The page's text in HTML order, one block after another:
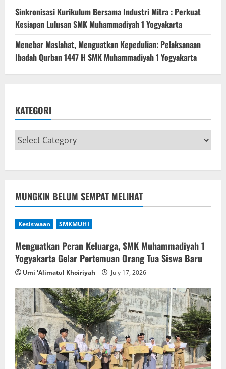
Sinkronisasi Kurikulum Bersama Industri Mitra : Perkuat
Kesiapan Lulusan SMK Muhammadiyah 1 Yogyakarta
Menebar Maslahat, Menguatkan Kepedulian: Pelaksanaan
Ibadah Qurban 1447 H SMK Muhammadiyah 1 Yogyakarta
KATEGORI
MUNGKIN BELUM SEMPAT MELIHAT
Kesiswaan SMKMUHI
Menguatkan Peran Keluarga, SMK Muhammadiyah 1
Yogyakarta Gelar Pertemuan Orang Tua Siswa Baru
Umi 'Alimatul Khoiriyah July 17, 2026